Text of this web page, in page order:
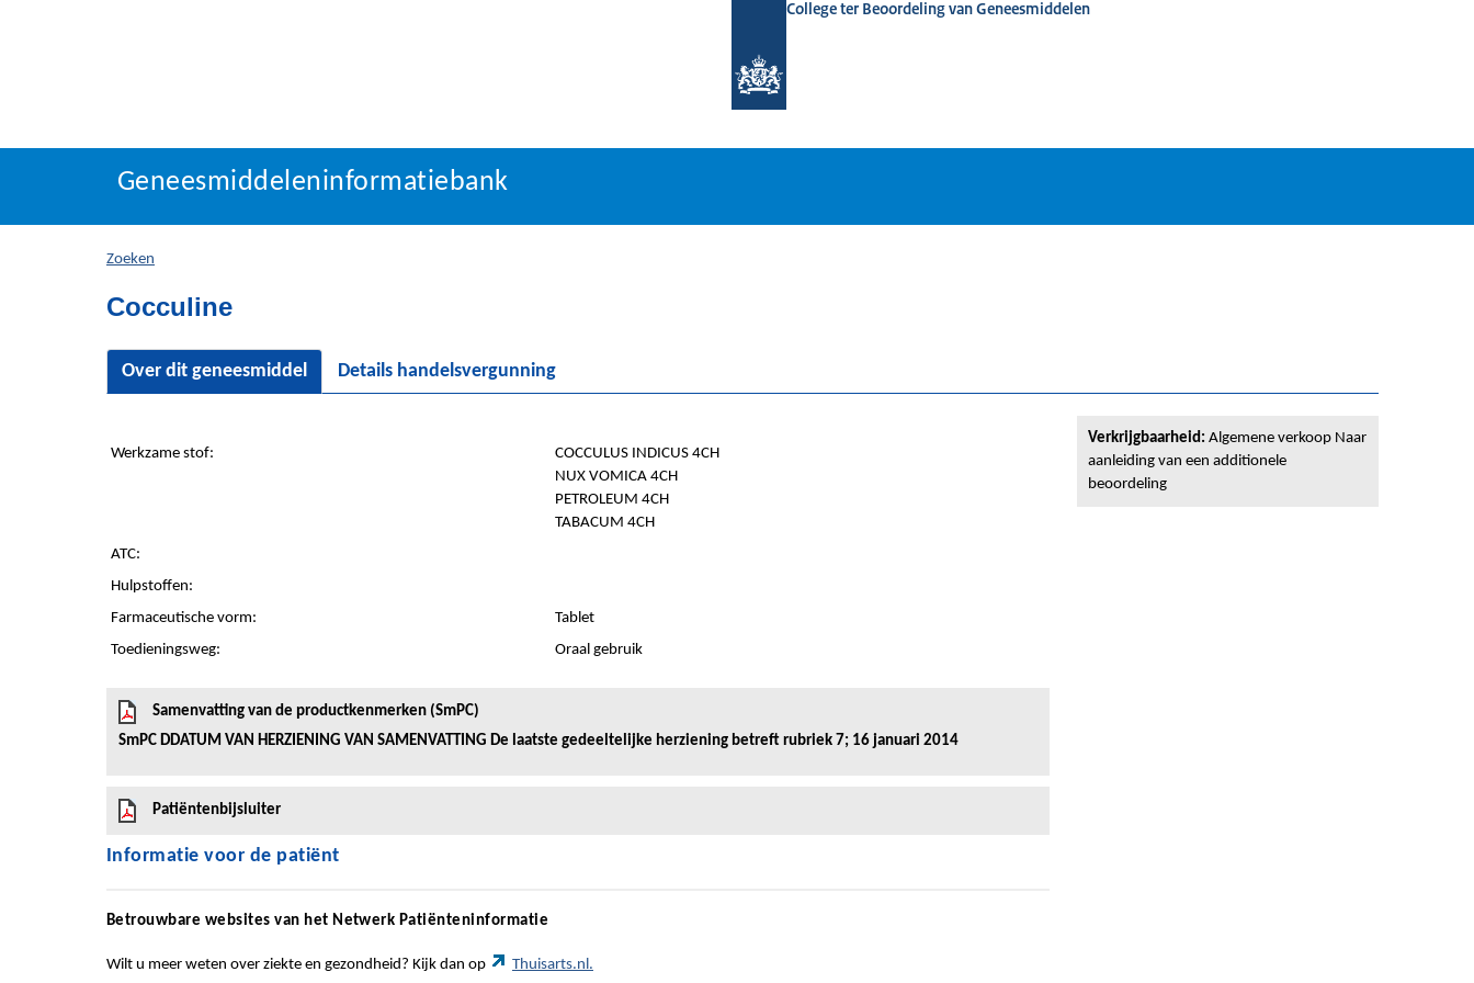
College ter Beoordeling van Geneesmiddelen
Geneesmiddeleninformatiebank
U
hier:
Geneesmiddeleninformatiebank
Zoeken
Cocculine
Over dit geneesmiddel Details handelsvergunning
Werkzame stof:
COCCULUS INDICUS 4CH
NUX VOMICA 4CH
PETROLEUM 4CH
TABACUM 4CH
ATC:
Hulpstoffen:
Farmaceutische vorm:
Tablet
Toedieningsweg:
Oraal gebruik
Samenvatting van de productkenmerken (SmPC)
SmPC DDATUM VAN HERZIENING VAN SAMENVATTING De laatste gedeeltelijke herziening betreft rubriek 7; 16 januari 2014
Patiëntenbijsluiter
Informatie voor de patiënt
Betrouwbare websites van het Netwerk Patiënteninformatie
Wilt u meer weten over ziekte en gezondheid? Kijk dan op Thuisarts.nl.
Verkrijgbaarheid: Algemene verkoop Naar
aanleiding van een additionele
beoordeling